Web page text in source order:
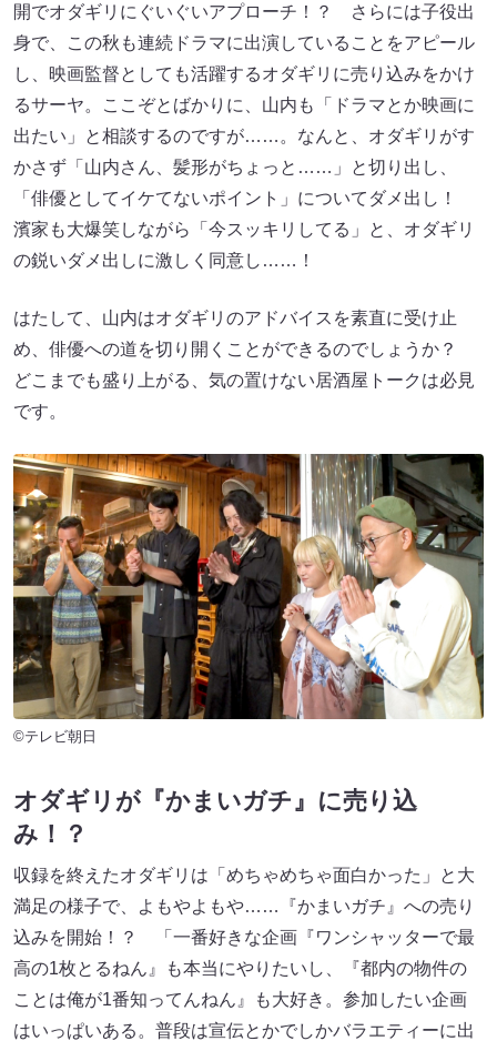
開でオダギリにぐいぐいアプローチ！？ さらには子役出
身で、この秋も連続ドラマに出演していることをアピール
し、映画監督としても活躍するオダギリに売り込みをかけ
るサーヤ。ここぞとばかりに、山内も「ドラマとか映画に
出たい」と相談するのですが……。なんと、オダギリがす
かさず「山内さん、髪形がちょっと……」と切り出し、
「俳優としてイケてないポイント」についてダメ出し！
濱家も大爆笑しながら「今スッキリしてる」と、オダギリ
の鋭いダメ出しに激しく同意し……！
はたして、山内はオダギリのアドバイスを素直に受け止
め、俳優への道を切り開くことができるのでしょうか？
どこまでも盛り上がる、気の置けない居酒屋トークは必見
です。
©テレビ朝日
オダギリが『かまいガチ』に売り込
み！？
収録を終えたオダギリは「めちゃめちゃ面白かった」と大
満足の様子で、よもやよもや……『かまいガチ』への売り
込みを開始！？ 「一番好きな企画『ワンシャッターで最
高の1枚とるねん』も本当にやりたいし、『都内の物件の
ことは俺が1番知ってんねん』も大好き。参加したい企画
はいっぱいある。普段は宣伝とかでしかバラエティーに出